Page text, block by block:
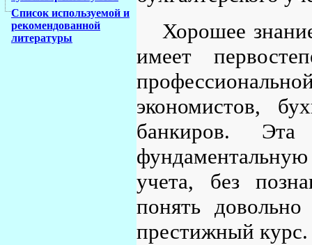
Список используемой и
рекомендованной
литературы
Хорошее
имеет
экономистов,
банкиров. Эта
учета, без
понять
престижный курс.